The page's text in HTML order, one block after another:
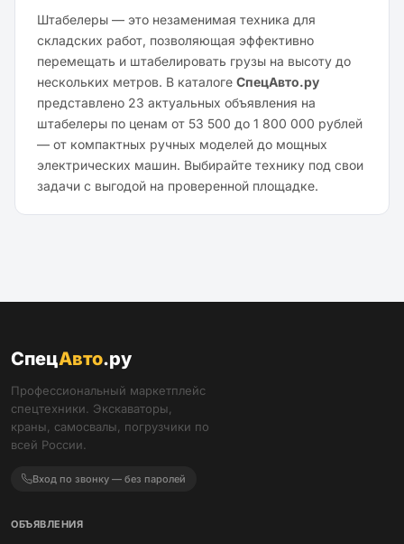
Штабелеры — это незаменимая техника для
складских работ, позволяющая эффективно
перемещать и штабелировать грузы на высоту до
нескольких метров. В каталоге СпецАвто.ру
представлено 23 актуальных объявления на
штабелеры по ценам от 53 500 до 1 800 000 рублей
— от компактных ручных моделей до мощных
электрических машин. Выбирайте технику под свои
задачи с выгодой на проверенной площадке.
СпецАвто.ру
Профессиональный маркетплейс
спецтехники. Экскаваторы,
краны, самосвалы, погрузчики по
всей России.
Вход по звонку — без паролей
ОБЪЯВЛЕНИЯ